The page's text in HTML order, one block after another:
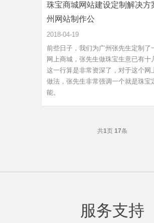
珠宝商城网站建设定制解决方
州网站制作公
2018-04-19
前些日子，我们为广州张先生定制了
网上商城，张先生做珠宝生意已有十
这一行算是非常资深了，对于这个网
做法，张先生非常强调一个就是珠宝
能。
共1页 17条
服务支持